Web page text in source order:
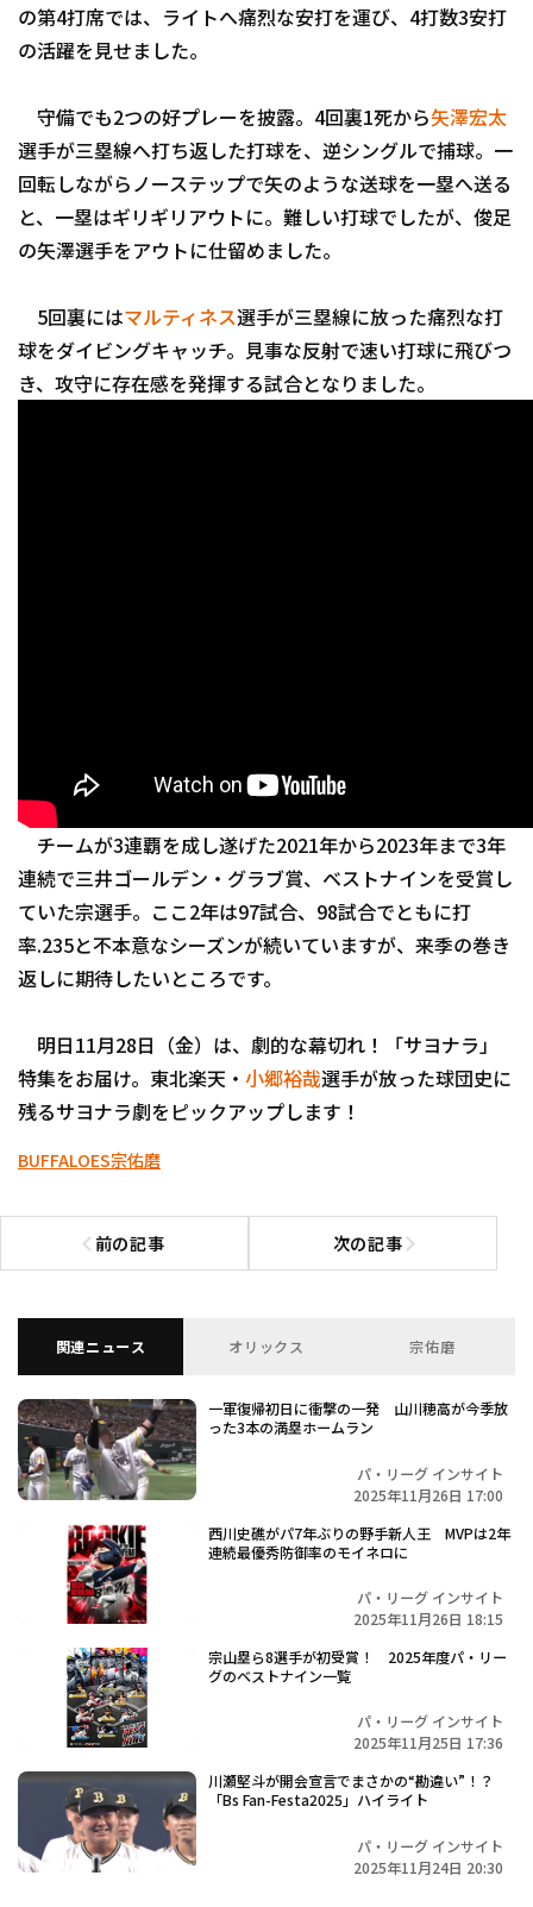
運営会社（別ウィンドウで開く） よくある質問
の第4打席では、ライトへ痛烈な安打を運び、4打数3安打
の活躍を見せました。
守備でも2つの好プレーを披露。4回裏1死から矢澤宏太
選手が三塁線へ打ち返した打球を、逆シングルで捕球。一
回転しながらノーステップで矢のような送球を一塁へ送る
と、一塁はギリギリアウトに。難しい打球でしたが、俊足
の矢澤選手をアウトに仕留めました。
5回裏にはマルティネス選手が三塁線に放った痛烈な打
球をダイビングキャッチ。見事な反射で速い打球に飛びつ
き、攻守に存在感を発揮する試合となりました。
チームが3連覇を成し遂げた2021年から2023年まで3年
連続で三井ゴールデン・グラブ賞、ベストナインを受賞し
ていた宗選手。ここ2年は97試合、98試合でともに打
率.235と不本意なシーズンが続いていますが、来季の巻き
返しに期待したいところです。
明日11月28日（金）は、劇的な幕切れ！「サヨナラ」
特集をお届け。東北楽天・ 小郷裕哉選手が放った球団史に
残るサヨナラ劇をピックアップします！
BUFFALOES宗佑磨
前の記事
前の記事へ 次の記事次の記事へ
関連ニュース オリックス 宗佑磨
一軍復帰初日に衝撃の一発 山川穂高が今季放
った3本の満塁ホームラン
パ・リーグ インサイト
2025年11月26日 17:00
西川史礁がパ7年ぶりの野手新人王 MVPは2年
連続最優秀防御率のモイネロに
パ・リーグ インサイト
2025年11月26日 18:15
宗山塁ら8選手が初受賞！ 2025年度パ・リー
グのベストナイン一覧
パ・リーグ インサイト
2025年11月25日 17:36
川瀬堅斗が開会宣言でまさかの“勘違い”！？
「Bs Fan-Festa2025」ハイライト
パ・リーグ インサイト
2025年11月24日 20:30